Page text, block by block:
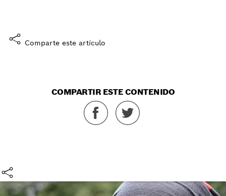
Comparte este artículo
COMPARTIR ESTE CONTENIDO